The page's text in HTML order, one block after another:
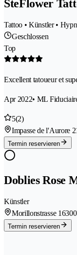
SteFlower
Tattoo • Künstler •
Geschlossen
Top
Excellent tatoueur et
Apr 2022• ML
5(2)
Impasse de l'Aurore 2
Termin reservieren
Doblies Rose
Künstler
Morillonstrasse 16
Termin reservieren